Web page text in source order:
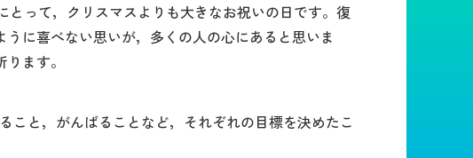
って，クリスマスよりも大きなお祝いの日です。復
に喜べない思いが，多くの人の心にあると思いま
ます。
こと，がんばることなど，それぞれの目標を決めたこ